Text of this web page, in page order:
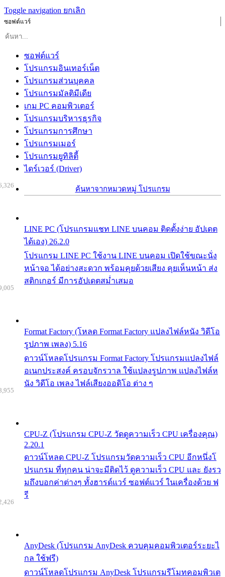
Toggle navigation ยกเลิก
ซอฟต์แวร์
ซอฟต์แวร์
โปรแกรมอินเทอร์เน็ต
โปรแกรมส่วนบุคคล
โปรแกรมมัลติมีเดีย
เกม PC คอมพิวเตอร์
โปรแกรมบริหารธุรกิจ
โปรแกรมการศึกษา
โปรแกรมเมอร์
โปรแกรมยูทิลิตี้
ไดร์เวอร์ (Driver)
ค้นหาจากหมวดหมู่ โปรแกรม
LINE PC (โปรแกรมแชท LINE บนคอม ติดตั้งง่าย อัปเดต
ได้เอง) 26.2.0
โปรแกรม LINE PC ใช้งาน LINE บนคอม เปิดใช้ขณะนั่ง
หน้าจอ ได้อย่างสะดวก พร้อมคุยด้วยเสียง คุยเห็นหน้า ส่ง
สติกเกอร์ มีการอัปเดตสม่ำเสมอ
Format Factory (โหลด Format Factory แปลงไฟล์หนัง วิดีโอ
รูปภาพ เพลง) 5.16
ดาวน์โหลดโปรแกรม Format Factory โปรแกรมแปลงไฟล์
อเนกประสงค์ ครอบจักรวาล ใช้แปลงรูปภาพ แปลงไฟล์ห
นัง วิดีโอ เพลง ไฟล์เสียงออดิโอ ต่าง ๆ
CPU-Z (โปรแกรม CPU-Z วัดดูความเร็ว CPU เครื่องคุณ)
2.20.1
ดาวน์โหลด CPU-Z โปรแกรมวัดความเร็ว CPU อีกหนึ่งโ
ปรแกรม ที่ทุกคน น่าจะมีติดไว้ ดูความเร็ว CPU และ ยังรว
มถึงบอกค่าต่างๆ ทั้งฮารด์แวร์ ซอฟต์แวร์ ในเครื่องด้วย ฟ
รี
AnyDesk (โปรแกรม AnyDesk ควบคุมคอมพิวเตอร์ระยะไ
กล ใช้ฟรี)
ดาวน์โหลดโปรแกรม AnyDesk โปรแกรมรีโมทคอมพิวเต